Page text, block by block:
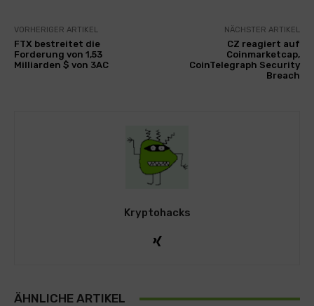
VORHERIGER ARTIKEL
FTX bestreitet die
Forderung von 1,53
Milliarden $ von 3AC
NÄCHSTER ARTIKEL
CZ reagiert auf
Coinmarketcap,
CoinTelegraph Security
Breach
Kryptohacks
ÄHNLICHE ARTIKEL